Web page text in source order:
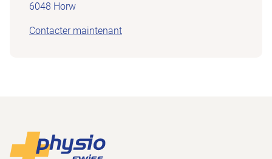
6048 Horw
Contacter maintenant
Footer